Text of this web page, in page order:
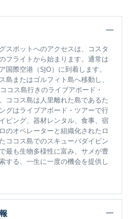
スポットへのアクセスは、 コスタ
フライトから始まります。通常は
国際空港（SJO）に到着します。
島またはゴルフィト島へ移動し、
コス島行きのライブアボード・
ココス島は人里離れた島であるた
グはライブアボード・ツアーで行
ビング、器材レンタル、食事、宿
のオペレーターと組織化されたロ
ココス島でのスキューバダイビン
最も生物多様性に富み、サメが豊
する、一生に一度の機会を提供し